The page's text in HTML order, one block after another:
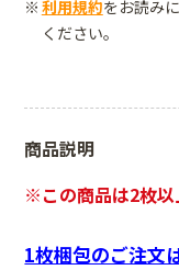
利用規約をお読み
ください。
商品説明
※この商品は2枚以
1枚梱包のご注文